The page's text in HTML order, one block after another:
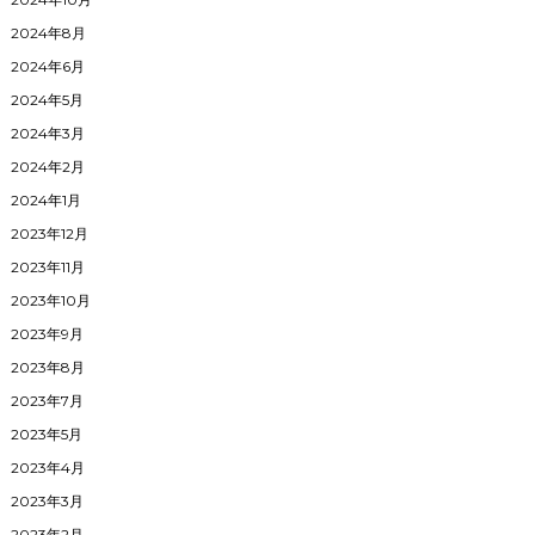
2024年8月
2024年6月
2024年5月
2024年3月
2024年2月
2024年1月
2023年12月
2023年11月
2023年10月
2023年9月
2023年8月
2023年7月
2023年5月
2023年4月
2023年3月